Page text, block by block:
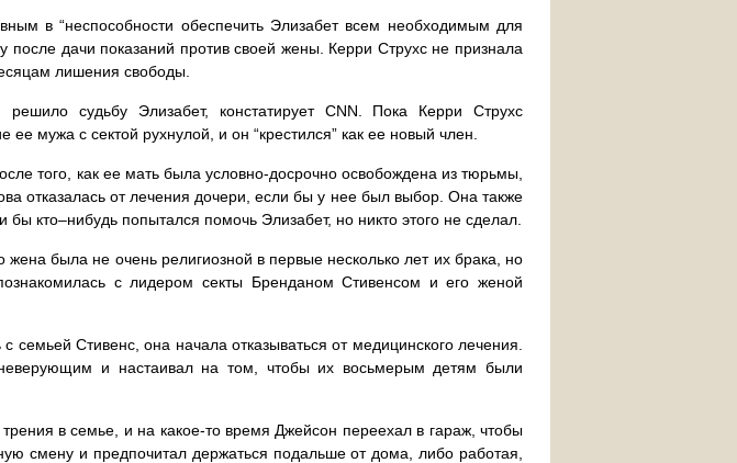
в “неспособности обеспечить Элизабет всем необходимым для
после дачи показаний против своей жены. Керри Струхс не признала
лишения свободы.
судьбу Элизабет, констатирует CNN. Пока Керри Струхс
мужа с сектой рухнулой, и он “крестился” как ее новый член.
того, как ее мать была условно-досрочно освобождена из тюрьмы,
отказалась от лечения дочери, если бы у нее был выбор. Она также
кто–нибудь попытался помочь Элизабет, но никто этого не сделал.
жена была не очень религиозной в первые несколько лет их брака, но
с лидером секты Бренданом Стивенсом и его женой
семьей Стивенс, она начала отказываться от медицинского лечения.
и настаивал на том, чтобы их восьмерым детям были
в семье, и на какое-то время Джейсон переехал в гараж, чтобы
смену и предпочитал держаться подальше от дома, либо работая,